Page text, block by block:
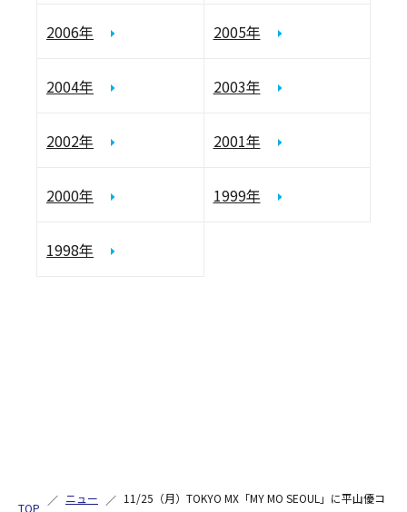
2006年 2005年
2004年 2003年
2002年 2001年
2000年 1999年
1998年
TOP
ニュー
11/25（月）TOKYO MX「MY MO SEOUL」に平山優コ